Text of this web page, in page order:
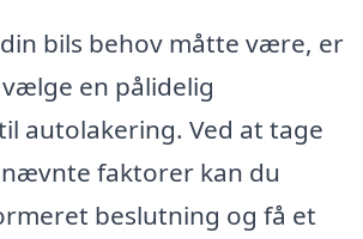
bils behov måtte være, er
en pålidelig
autolakering. Ved at tage
faktorer kan du
beslutning og få et